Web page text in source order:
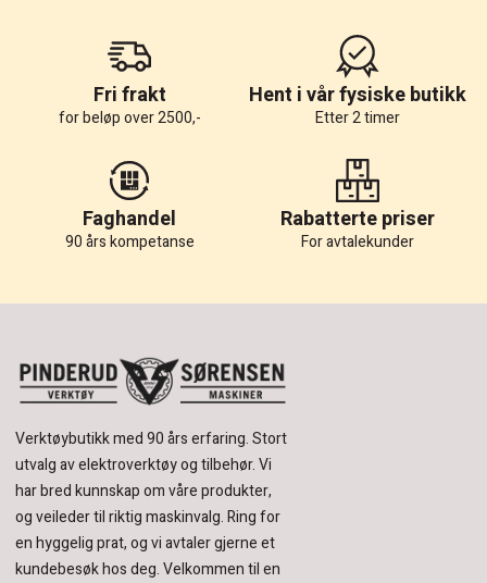
Fri frakt
for beløp over 2500,-
Hent i vår fysiske butikk
Etter 2 timer
Faghandel
90 års kompetanse
Rabatterte priser
For avtalekunder
Verktøybutikk med 90 års erfaring.Stort
utvalg av elektroverktøy og tilbehør.Vi
har bred kunnskap om våre produkter,
og veileder til riktig maskinvalg. Ring for
en hyggelig prat, og vi avtaler gjerne et
kundebesøk hos deg.Velkommen til en